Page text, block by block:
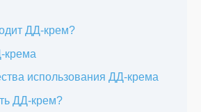
ДД-крем?
крема
использования ДД-крема
ДД-крем?